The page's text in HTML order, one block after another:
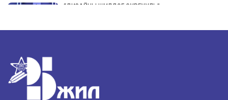
“ДИЗАЙНЫ ШИЛДЭГ СУРГУУЛЬ”-аар шалгарлаа